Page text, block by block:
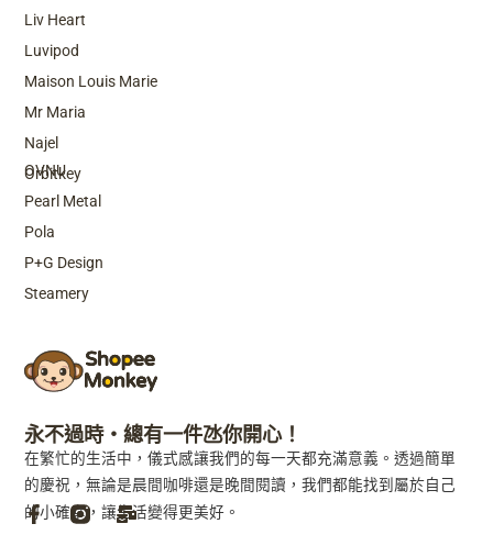
Top Brands
OVNU
Pearl Metal
Pola
P+G Design
Steamery
Liv Heart
Luvipod
Maison Louis Marie
Mr Maria
Najel
Orbitkey
永不過時・總有一件氹你開心！
在繁忙的生活中，儀式感讓我們的每一天都充滿意義。透過簡單
的慶祝，無論是晨間咖啡還是晚間閱讀，我們都能找到屬於自己
的小確幸，讓生活變得更美好。